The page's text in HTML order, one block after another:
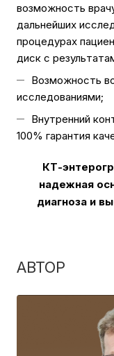
возможность
дальнейших
процедурах
диск с
Возможность
исследованиями;
Внутренний
100% гарантия
КТ-
надежная
диагноза и
АВТОР